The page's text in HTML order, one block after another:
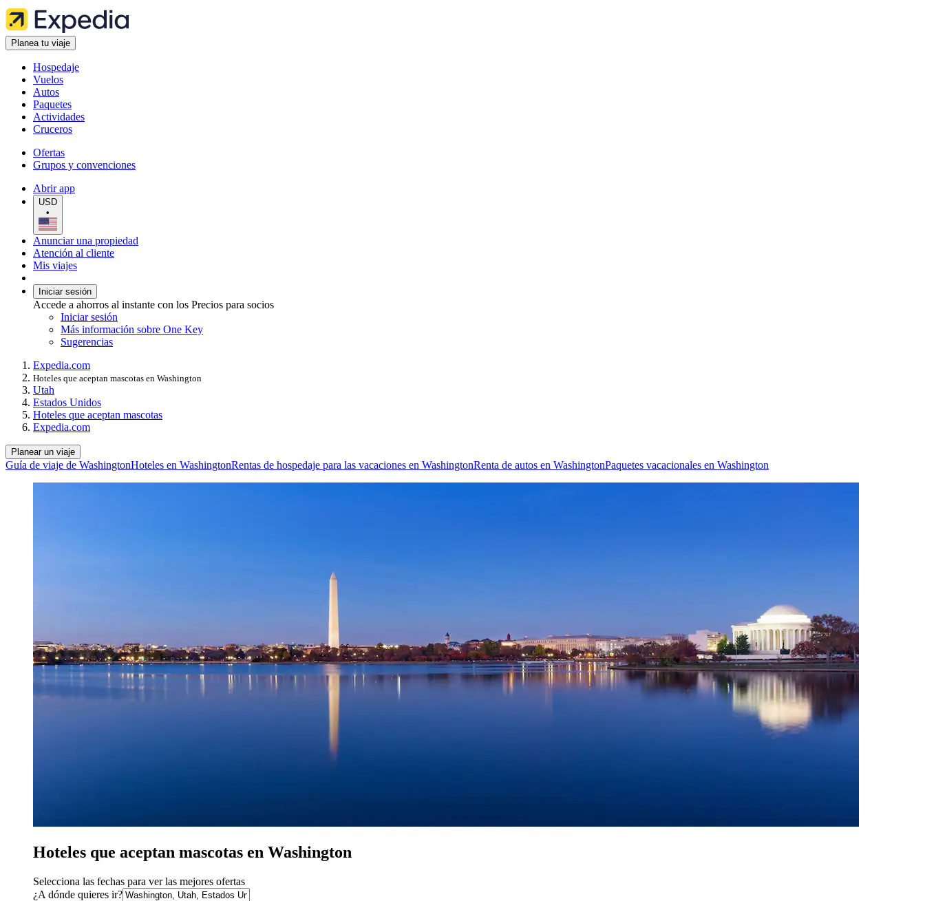
Planea tu viaje
Hospedaje
Vuelos
Autos
Paquetes
Actividades
Cruceros
Ofertas
Grupos y convenciones
Abrir app
USD
•
Anunciar una propiedad
Atención al cliente
Mis viajes
Iniciar sesión
Accede a ahorros al instante con los Precios para socios
Iniciar sesión
Más información sobre One Key
Sugerencias
Expedia.com
Hoteles que aceptan mascotas en Washington
Utah
Estados Unidos
Hoteles que aceptan mascotas
Expedia.com
Planear un viaje
Guía de viaje de WashingtonHoteles en WashingtonRentas de hospedaje para las vacaciones en WashingtonRenta de autos en WashingtonPaquetes vacacionales en Washington
Hoteles que aceptan mascotas en Washington
Selecciona las fechas para ver las mejores ofertas
¿A dónde quieres ir?